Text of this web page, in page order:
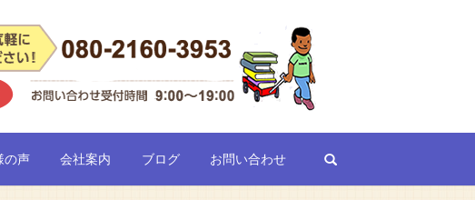
の声 会社案内 ブログ お問い合わせ